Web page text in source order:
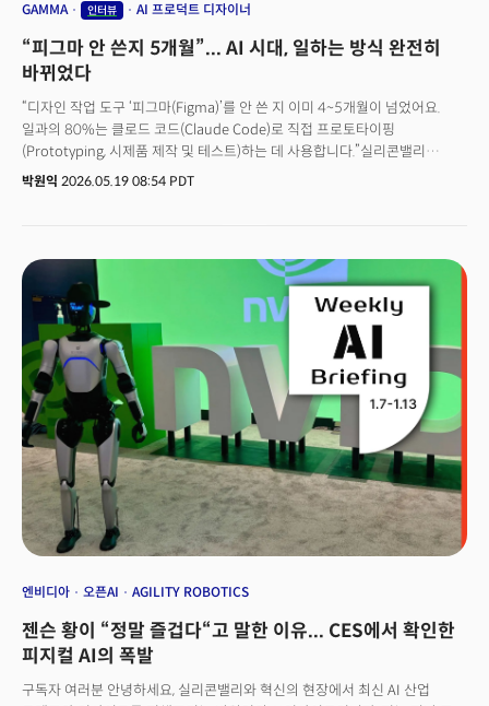
GAMMA 인터뷰 AI 프로덕트 디자이너
“피그마 안 쓴지 5개월”... AI 시대, 일하는 방식 완전히
바뀌었다
“디자인 작업 도구 ‘피그마(Figma)’를 안 쓴 지 이미 4~5개월이 넘었어요.
일과의 80%는 클로드 코드(Claude Code)로 직접 프로토타이핑
(Prototyping, 시제품 제작 및 테스트)하는 데 사용합니다.”실리콘밸리
개발자들을 강타한 AI 혁신이 인접 영역으로 빠르게 확산하고 있다. 코드
다가왔다. 코드 작성 속도가 급격히 올라가고, 품질도 높아지자 AI에 코딩을
맡기는 일이 대세가 된 것이다. 구글의 순다 피차이 CEO에 따르면 전 세계에서
가장 뛰어난 개발자들이 모여 있는 구글 내부에서조차 신규 코드 75%를 AI
에이전트가 작성하고 있다. 👉“신규 코드 75% AI가 생성”... 구글 ‘제미나이
에이전트 플랫폼’이 보여준 미래핵심은 AI발 업무 혁명이 개발 영역에만
머물지 않는다는 점이다. 실리콘밸리에서는 비개발자들 역시 AI를 활용해
업무 효율을 높이거나 AI 코딩으로 자신의 아이디어를 실체화하는 일이
일상이 되고 있다. 개발자들과 밀접하게 협업하는 디자이너들이 대표적이다.
박원익 2026.05.19 08:54 PDT
엔비디아 오픈AI AGILITY ROBOTICS
젠슨 황이 “정말 즐겁다“고 말한 이유... CES에서 확인한
피지컬 AI의 폭발
구독자 여러분 안녕하세요, 실리콘밸리와 혁신의 현장에서 최신 AI 산업